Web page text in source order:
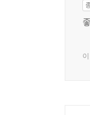
『슬
그가